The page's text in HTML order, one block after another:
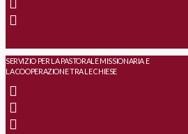
SERVIZIO PER LA PASTORALE MISSIONARIA E
LA COOPERAZIONE TRA LE CHIESE